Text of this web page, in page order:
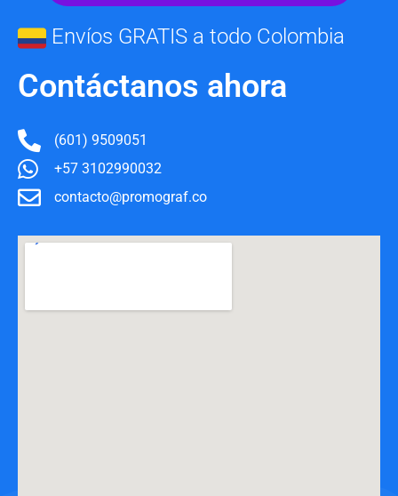
Envíos GRATIS a todo Colombia
Contáctanos ahora
(601) 9509051
+57 3102990032
contacto@promograf.co